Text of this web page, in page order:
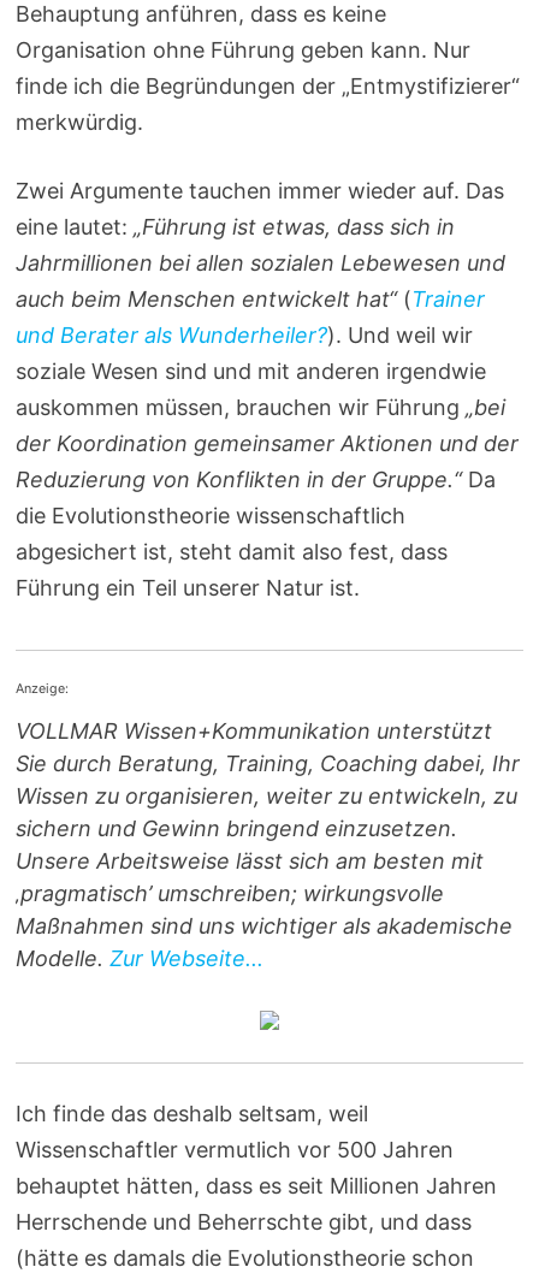
Behauptung anführen, dass es keine
Organisation ohne Führung geben kann. Nur
finde ich die Begründungen der „Entmystifizierer“
merkwürdig.
Zwei Argumente tauchen immer wieder auf. Das
eine lautet:„Führung ist etwas, dass sich in
Jahrmillionen bei allen sozialen Lebewesen und
auch beim Menschen entwickelt hat“(Trainer
und Berater als Wunderheiler?). Und weil wir
soziale Wesen sind und mit anderen irgendwie
auskommen müssen, brauchen wir Führung„bei
der Koordination gemeinsamer Aktionen und der
Reduzierung von Konflikten in der Gruppe.“Da
die Evolutionstheorie wissenschaftlich
abgesichert ist, steht damit also fest, dass
Führung ein Teil unserer Natur ist.
Anzeige:
VOLLMAR Wissen+Kommunikation unterstützt
Sie durch Beratung, Training, Coaching dabei, Ihr
Wissen zu organisieren, weiter zu entwickeln, zu
sichern und Gewinn bringend einzusetzen.
Unsere Arbeitsweise lässt sich am besten mit
‚pragmatisch’ umschreiben; wirkungsvolle
Maßnahmen sind uns wichtiger als akademische
Modelle.Zur Webseite...
Ich finde das deshalb seltsam, weil
Wissenschaftler vermutlich vor 500 Jahren
behauptet hätten, dass es seit Millionen Jahren
Herrschende und Beherrschte gibt, und dass
(hätte es damals die Evolutionstheorie schon